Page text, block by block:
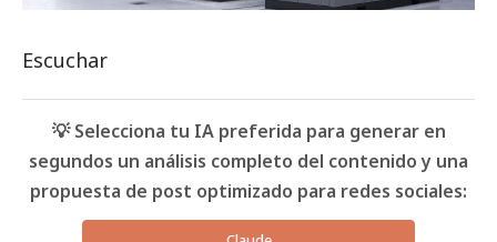
Escuchar
💡 Selecciona tu IA preferida para generar en
segundos un análisis completo del contenido y una
propuesta de post optimizado para redes sociales: